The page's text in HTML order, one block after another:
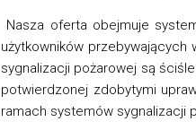
Nasza oferta obejmuje
użytkowników
sygnalizacji pożarowej są
potwierdzonej zdobytymi
ramach systemów sygnalizacji